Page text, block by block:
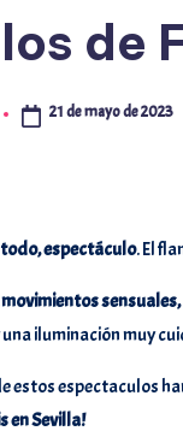
de
21 de mayo de 2023
espectáculo. El
iluminación muy
estos espectaculos
en Sevilla!